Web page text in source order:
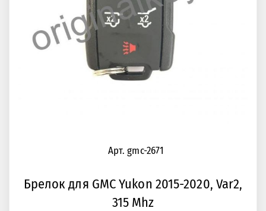
Арт. gmc-2671
Брелок для GMC Yukon 2015-2020, Var2,
315 Mhz